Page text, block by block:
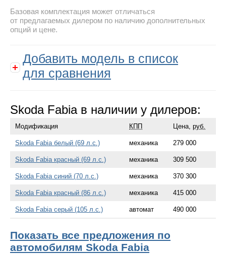
Базовая комплектация может отличаться
от предлагаемых дилером по наличию дополнительных
опций и цене.
Добавить модель в список
для сравнения
Skoda Fabia в наличии у дилеров:
Модификация КПП Цена, руб.
Skoda Fabia белый (69 л.с.) механика 279 000
Skoda Fabia красный (69 л.с.) механика 309 500
Skoda Fabia синий (70 л.с.) механика 370 300
Skoda Fabia красный (86 л.с.) механика 415 000
Skoda Fabia серый (105 л.с.) автомат 490 000
Показать все предложения по
автомобилям Skoda Fabia